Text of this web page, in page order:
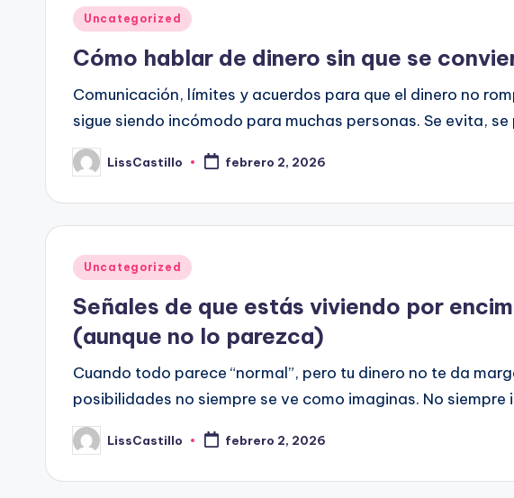
Publicado
Uncategorized
Cómo hablar de dinero sin que se
Comunicación, límites y acuerdos para que el dinero no
sigue siendo incómodo para muchas personas. Se evita,
Publicado
por
LissCastillo febrero 2, 2026
Publicado
Uncategorized
Señales de que estás viviendo por
(aunque no lo parezca)
Cuando todo parece “normal”, pero tu dinero no te da
posibilidades no siempre se ve como imaginas. No
Publicado
por
LissCastillo febrero 2, 2026